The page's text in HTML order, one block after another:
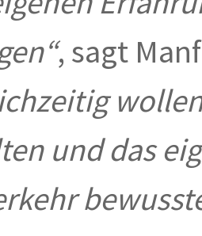
, sagt
und das